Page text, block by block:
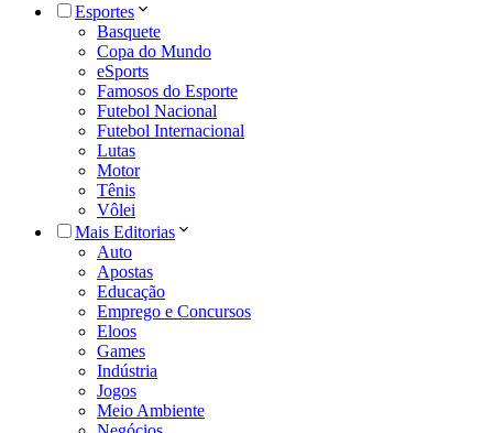
Esportes
Basquete
Copa do Mundo
eSports
Famosos do Esporte
Futebol Nacional
Futebol Internacional
Lutas
Motor
Tênis
Vôlei
Mais Editorias
Auto
Apostas
Educação
Emprego e Concursos
Eloos
Games
Indústria
Jogos
Meio Ambiente